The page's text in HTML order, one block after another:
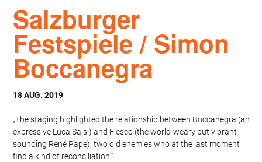
Salzburger
Festspiele / Simon
Boccanegra
18 AUG. 2019
„The staging highlighted the relationship between Boccanegra (an
expressive Luca Salsi) and Fiesco (the world-weary but vibrant-
sounding René Pape), two old enemies who at the last moment
find a kind of reconciliation.“